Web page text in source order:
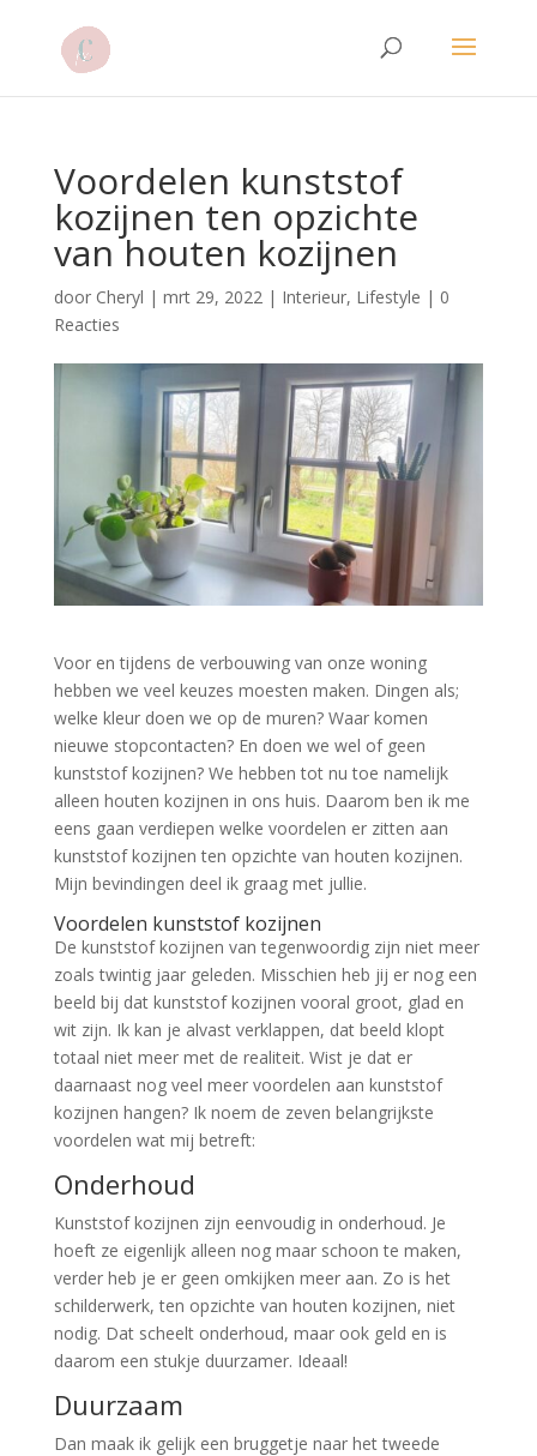
Voordelen kunststof
kozijnen ten opzichte
van houten kozijnen
door Cheryl | mrt 29, 2022| Interieur, Lifestyle | 0
Reacties
Voor en tijdens de verbouwing van onze woning
hebben we veel keuzes moesten maken. Dingen als;
welke kleur doen we op de muren? Waar komen
nieuwe stopcontacten? En doen we wel of geen
kunststof kozijnen? We hebben tot nu toe namelijk
alleen houten kozijnen in ons huis. Daarom ben ik me
eens gaan verdiepen welke voordelen er zitten aan
kunststof kozijnen ten opzichte van houten kozijnen.
Mijn bevindingen deel ik graag met jullie.
Voordelen kunststof kozijnen
De kunststof kozijnen van tegenwoordig zijn niet meer
zoals twintig jaar geleden. Misschien heb jij er nog een
beeld bij dat kunststof kozijnen vooral groot, glad en
wit zijn. Ik kan je alvast verklappen, dat beeld klopt
totaal niet meer met de realiteit. Wist je dat er
daarnaast nog veel meer voordelen aan kunststof
kozijnen hangen? Ik noem de zeven belangrijkste
voordelen wat mij betreft:
Onderhoud
Kunststof kozijnen zijn eenvoudig in onderhoud. Je
hoeft ze eigenlijk alleen nog maar schoon te maken,
verder heb je er geen omkijken meer aan. Zo is het
schilderwerk, ten opzichte van houten kozijnen, niet
nodig. Dat scheelt onderhoud, maar ook geld en is
daarom een stukje duurzamer. Ideaal!
Duurzaam
Dan maak ik gelijk een bruggetje naar het tweede